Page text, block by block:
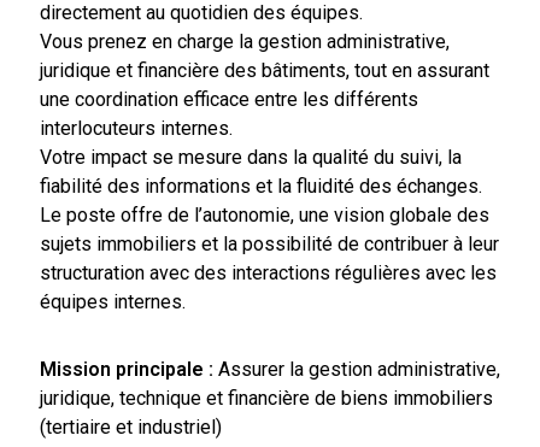
directement au quotidien des équipes.
Vous prenez en charge la gestion administrative,
juridique et financière des bâtiments, tout en assurant
une coordination efficace entre les différents
interlocuteurs internes.
Votre impact se mesure dans la qualité du suivi, la
fiabilité des informations et la fluidité des échanges.
Le poste offre de l’autonomie, une vision globale des
sujets immobiliers et la possibilité de contribuer à leur
structuration avec des interactions régulières avec les
équipes internes.
Mission principale : Assurer la gestion administrative,
juridique, technique et financière de biens immobiliers
(tertiaire et industriel)